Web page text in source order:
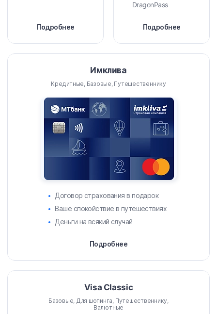
Подробнее
DragonPass
Подробнее
Имклива
Кредитные, Базовые, Путешественнику
Договор страхования в подарок
Ваше спокойствие в путешествиях
Деньги на всякий случай
Подробнее
Visa Classic
Базовые, Для шопинга, Путешественнику,
Валютные